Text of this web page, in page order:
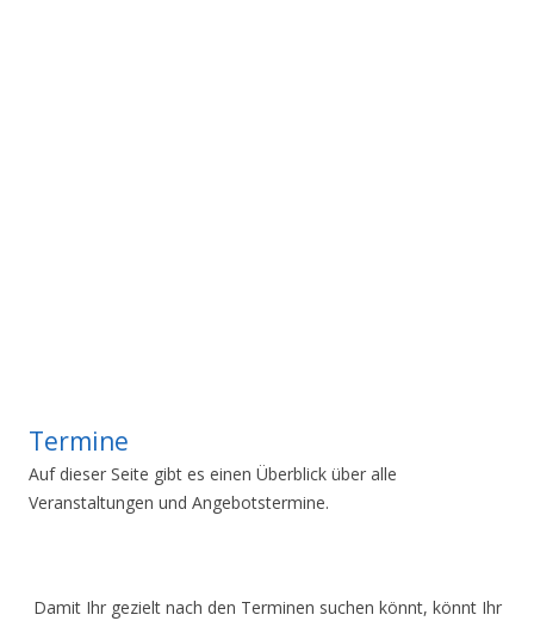
Termine
Auf dieser Seite gibt es einen Überblick über alle
Veranstaltungen und Angebotstermine.
Damit Ihr gezielt nach den Terminen suchen könnt, könnt Ihr